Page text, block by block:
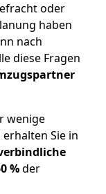
oder
haben
nach
diese Fragen
wenige
Sie in
%der